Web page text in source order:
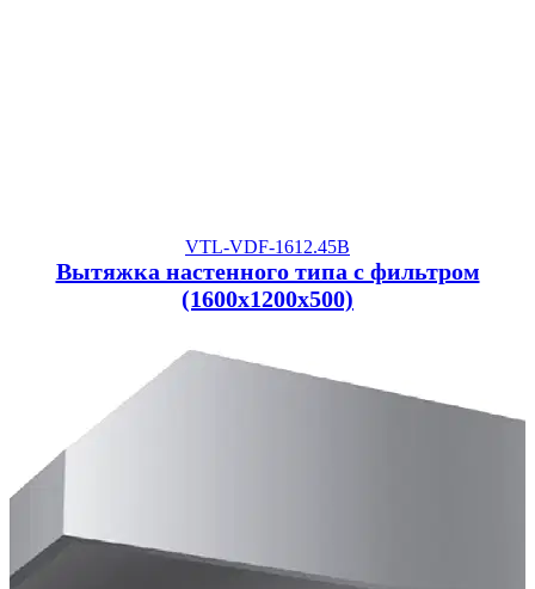
VTL-VDF-1612.45B
Вытяжка настенного типа с фильтром
(1600x1200x500)